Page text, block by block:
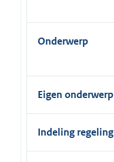
Onderwerp
Eigen onderwerp
Indeling regeling